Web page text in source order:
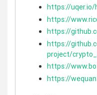
https://
https://
https://
https://
project/
https://
https://